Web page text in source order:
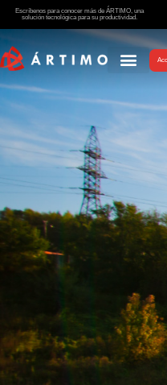
Escríbenos para conocer más de ÁRTIMO, una
solución tecnológica para su productividad.